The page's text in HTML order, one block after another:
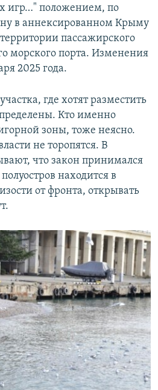
игр…" положением, по
в аннексированном Крыму
пассажирского
морского порта. Изменения
2025 года.
где хотят разместить
Кто именно
зоны, тоже неясно.
не торопятся. В
что закон принимался
находится в
от фронта, открывать